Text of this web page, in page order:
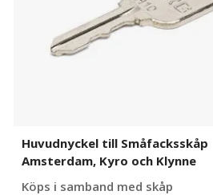
Huvudnyckel till Småfacksskåp
Amsterdam, Kyro och Klynne
Köps i samband med skåp